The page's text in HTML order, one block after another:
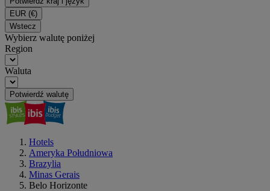
EUR (€)
Wstecz
Wybierz walutę poniżej
Region
Waluta
Potwierdź walutę
Hotels
Ameryka Południowa
Brazylia
Minas Gerais
Belo Horizonte